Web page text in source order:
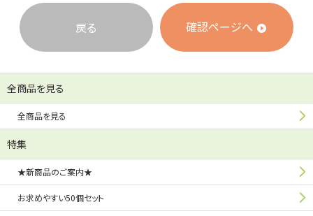
戻る 確認ページへ
全商品を見る
全商品を見る
特集
★新商品のご案内★
お求めやすい50個セット